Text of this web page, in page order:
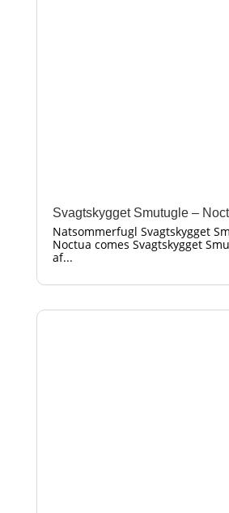
Svagtskygget Smutugle –
Natsommerfugl Svagtskygget
Noctua comes Svagtskygget
af...